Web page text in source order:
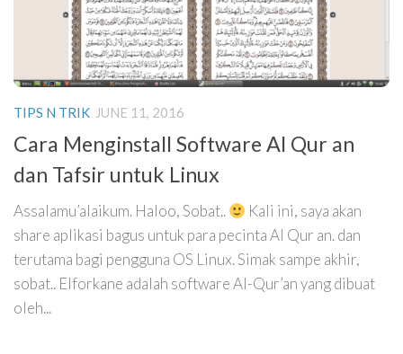
TIPS N TRIK JUNE 11, 2016
Cara Menginstall Software Al Qur an
dan Tafsir untuk Linux
Assalamu’alaikum. Haloo, Sobat..
Kali ini, saya akan
share aplikasi bagus untuk para pecinta Al Qur an. dan
terutama bagi pengguna OS Linux. Simak sampe akhir,
sobat.. Elforkane adalah software Al-Qur’an yang dibuat
oleh...